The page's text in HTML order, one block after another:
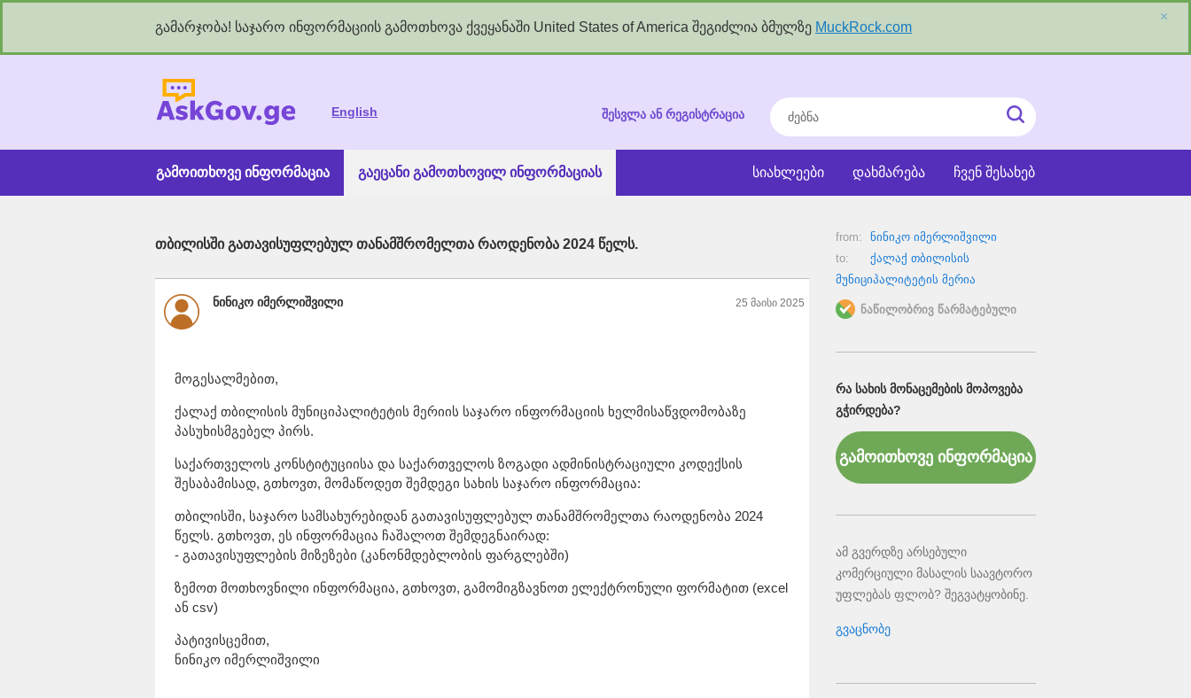
გამარჯობა! საჯარო ინფორმაციის გამოთხოვა ქვეყანაში United States of America შეგიძლია ბმულზე MuckRock.com
×
English ძებნა
ძიეების
ჩატვირთვა
შესვლა ან რეგისტრაცია
გამოითხოვე ინფორმაცია გაეცანი გამოთხოვილ ინფორმაციას ჩვენ შესახებ
დახმარება
სიახლეები
თბილისში გათავისუფლებულ თანამშრომელთა რაოდენობა 2024 წელს.
ნინიკო იმერლიშვილი 25 მაისი 2025
მოგესალმებით,
ქალაქ თბილისის მუნიციპალიტეტის მერიის საჯარო ინფორმაციის ხელმისაწვდომობაზე
პასუხისმგებელ პირს.
საქართველოს კონსტიტუციისა და საქართველოს ზოგადი ადმინისტრაციული კოდექსის
შესაბამისად, გთხოვთ, მომაწოდეთ შემდეგი სახის საჯარო ინფორმაცია:
თბილისში, საჯარო სამსახურებიდან გათავისუფლებულ თანამშრომელთა რაოდენობა 2024
წელს. გთხოვთ, ეს ინფორმაცია ჩაშალოთ შემდეგნაირად:
- გათავისუფლების მიზეზები (კანონმდებლობის ფარგლებში)
ზემოთ მოთხოვნილი ინფორმაცია, გთხოვთ, გამომიგზავნოთ ელექტრონული ფორმატით (excel
ან csv)
პატივისცემით,
ნინიკო იმერლიშვილი
from:
ნინიკო იმერლიშვილი
to:
ქალაქ თბილისის
მუნიციპალიტეტის მერია
ნაწილობრივ წარმატებული
ᲠᲐ ᲡᲐᲮᲘᲡ ᲛᲝᲜᲐᲪᲔᲛᲔᲑᲘᲡ ᲛᲝᲞᲝᲕᲔᲑᲐ
ᲒᲭᲘᲠᲓᲔᲑᲐ?
გამოითხოვე ინფორმაცია
ამ გვერდზე არსებული
კომერციული მასალის საავტორო
უფლებას ფლობ? შეგვატყობინე.
გვაცნობე